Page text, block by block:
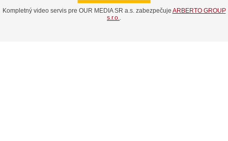
Kompletný video servis pre OUR MEDIA SR a.s. zabezpečuje ARBERTO GROUP
s.r.o.